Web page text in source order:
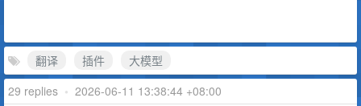
翻译 插件
大模型
29 replies • 2026-06-11 13:38:44 +08:00